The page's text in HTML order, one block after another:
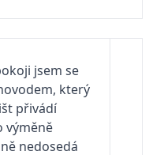
jsem se
který
přivádí
výměně
nedosedá